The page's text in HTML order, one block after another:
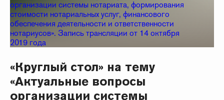
«Круглый стол» на тему
«Актуальные вопросы
организации системы